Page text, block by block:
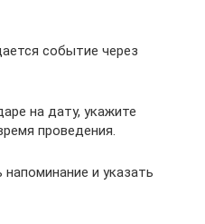
событие через
на дату, укажите
проведения.
и указать